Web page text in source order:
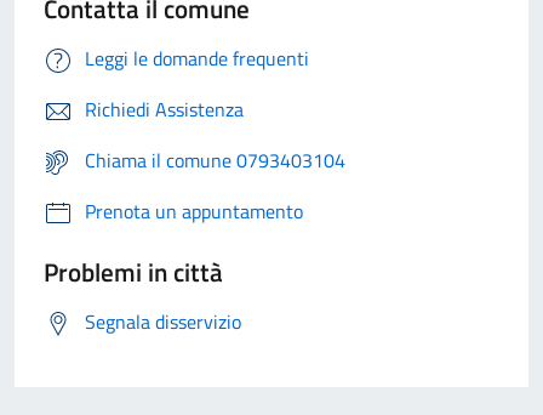
Contatta il comune
Leggi le domande frequenti
Richiedi Assistenza
Chiama il comune 0793403104
Prenota un appuntamento
Problemi in città
Segnala disservizio